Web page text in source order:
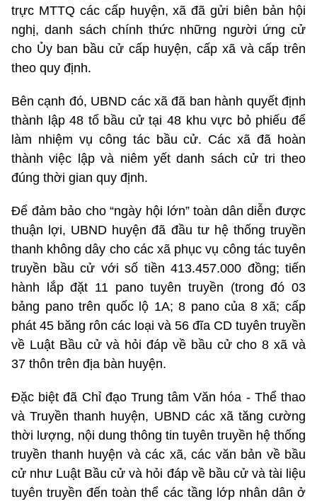
trực MTTQ các cấp huyện, xã đã gửi biên bản hội
nghị, danh sách chính thức những người ứng cử
cho Ủy ban bầu cử cấp huyện, cấp xã và cấp trên
theo quy định.
Bên cạnh đó, UBND các xã đã ban hành quyết định
thành lập 48 tổ bầu cử tại 48 khu vực bỏ phiếu để
làm nhiệm vụ công tác bầu cử. Các xã đã hoàn
thành việc lập và niêm yết danh sách cử tri theo
đúng thời gian quy định.
Để đảm bảo cho “ngày hội lớn” toàn dân diễn được
thuận lợi, UBND huyện đã đầu tư hệ thống truyền
thanh không dây cho các xã phục vụ công tác tuyên
truyền bầu cử với số tiền 413.457.000 đồng; tiến
hành lắp đặt 11 pano tuyên truyền (trong đó 03
bảng pano trên quốc lộ 1A; 8 pano của 8 xã; cấp
phát 45 băng rôn các loại và 56 đĩa CD tuyên truyền
về Luật Bầu cử và hỏi đáp về bầu cử cho 8 xã và
37 thôn trên địa bàn huyện.
Đặc biệt đã Chỉ đạo Trung tâm Văn hóa - Thể thao
và Truyền thanh huyện, UBND các xã tăng cường
thời lượng, nội dung thông tin tuyên truyền hệ thống
truyền thanh huyện và các xã, các văn bản về bầu
cử như Luật Bầu cử và hỏi đáp về bầu cử và tài liệu
tuyên truyền đến toàn thể các tầng lớp nhân dân ở